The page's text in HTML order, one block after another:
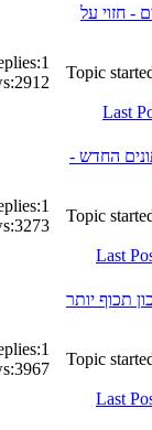
- חזוי על
Topic
Last
1
2912
הנתונים החדש -
Topic
Last
1
3273
תכוף יותר
Topic
Last
1
3967